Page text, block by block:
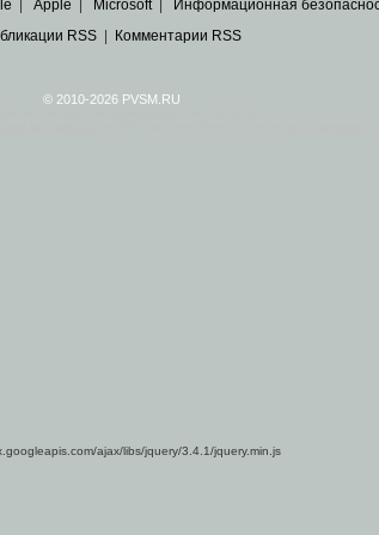
Apple Microsoft| Информационная
RSS| Комментарии RSS
© 2010-2026 PVSM.RU
ajax/libs/jquery/3.4.1/jquery.min.js